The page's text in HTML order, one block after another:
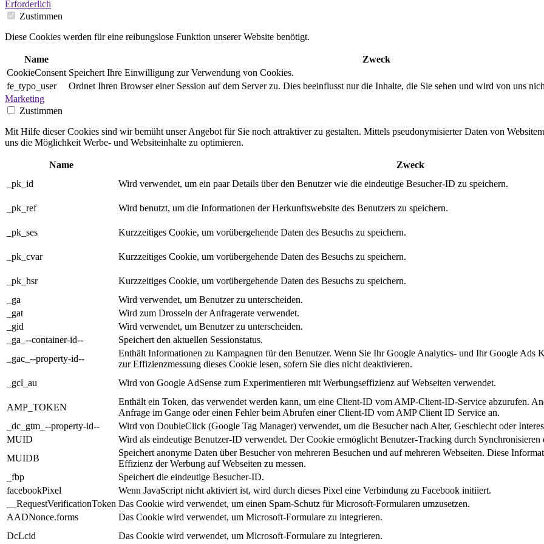
Erforderlich
Zustimmen
Diese Cookies werden für eine reibungslose Funktion unserer Website benötigt.
Name
Zweck
CookieConsent Speichert Ihre Einwilligung zur Verwendung von Cookies.
fe_typo_user
Ordnet Ihren Browser einer Session auf dem Server zu. Dies beeinflusst nur die Inhalte, die Sie sehen und wird von uns
Marketing
Zustimmen
Mit Hilfe dieser Cookies sind wir bemüht unser Angebot für Sie noch attraktiver zu gestalten. Mittels pseudonymisierter Daten von
uns die Möglichkeit Werbe- und Websiteinhalte zu optimieren.
Name
Zweck
_pk_id
Wird verwendet, um ein paar Details über den Benutzer wie die eindeutige Besucher-ID zu speichern.
_pk_ref Wird benutzt, um die Informationen der Herkunftswebsite des Benutzers zu speichern.
_pk_ses Kurzzeitiges Cookie, um vorübergehende Daten des Besuchs zu speichern.
_pk_cvar Kurzzeitiges Cookie, um vorübergehende Daten des Besuchs zu speichern.
_pk_hsr
Kurzzeitiges Cookie, um vorübergehende Daten des Besuchs zu speichern.
_ga
Wird verwendet, um Benutzer zu unterscheiden.
_gat
Wird zum Drosseln der Anfragerate verwendet.
_gid
Wird verwendet, um Benutzer zu unterscheiden.
_ga_--container-id--
Speichert den aktuellen Sessionstatus.
_gac_--property-id--
Enthält Informationen zu Kampagnen für den Benutzer. Wenn Sie Ihr Google Analytics- und Ihr Google Ads
zur Effizienzmessung dieses Cookie lesen, sofern Sie dies nicht deaktivieren.
_gcl_au
Wird von Google AdSense zum Experimentieren mit Werbungseffizienz auf Webseiten verwendet.
AMP_TOKEN
Enthält ein Token, das verwendet werden kann, um eine Client-ID vom AMP-Client-ID-Service abzurufen.
Anfrage im Gange oder einen Fehler beim Abrufen einer Client-ID vom AMP Client ID Service an.
_dc_gtm_--property-id--
Wird von DoubleClick (Google Tag Manager) verwendet, um die Besucher nach Alter, Geschlecht oder
MUID
Wird als eindeutige Benutzer-ID verwendet. Der Cookie ermöglicht Benutzer-Tracking durch
MUIDB
Speichert anonyme Daten über Besucher von mehreren Besuchen und auf mehreren Webseiten. Diese
Effizienz der Werbung auf Webseiten zu messen.
_fbp
Speichert die eindeutige Besucher-ID.
facebookPixel
Wenn JavaScript nicht aktiviert ist, wird durch dieses Pixel eine Verbindung zu Facebook initiiert.
__RequestVerificationToken Das Cookie wird verwendet, um einen Spam-Schutz für Microsoft-Formularen umzusetzen.
AADNonce.forms
Das Cookie wird verwendet, um Microsoft-Formulare zu integrieren.
DcLcid
Das Cookie wird verwendet, um Microsoft-Formulare zu integrieren.